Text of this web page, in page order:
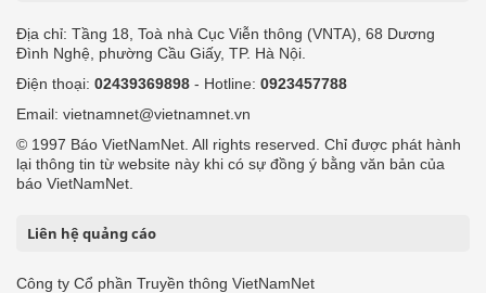
Địa chỉ: Tầng 18, Toà nhà Cục Viễn thông (VNTA), 68 Dương
Đình Nghệ, phường Cầu Giấy, TP. Hà Nội.
Điện thoại: 02439369898 - Hotline: 0923457788
Email: vietnamnet@vietnamnet.vn
© 1997 Báo VietNamNet. All rights reserved. Chỉ được phát hành
lại thông tin từ website này khi có sự đồng ý bằng văn bản của
báo VietNamNet.
Liên hệ quảng cáo
Công ty Cổ phần Truyền thông VietNamNet